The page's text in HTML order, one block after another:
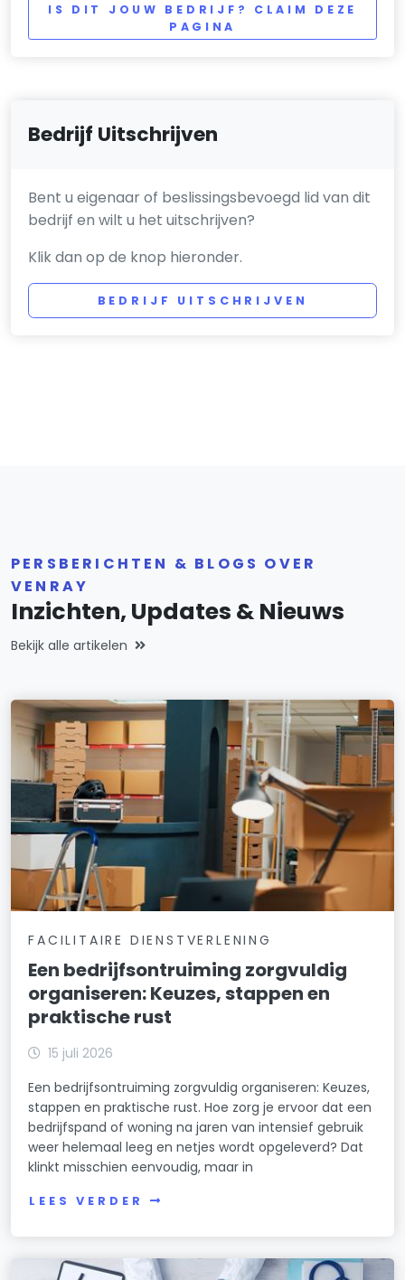
IS DIT JOUW BEDRIJF? CLAIM DEZE
PAGINA
Bedrijf Uitschrijven
Bent u eigenaar of beslissingsbevoegd lid van dit
bedrijf en wilt u het uitschrijven?
Klik dan op de knop hieronder.
BEDRIJF UITSCHRIJVEN
PERSBERICHTEN & BLOGS OVER
VENRAY
Inzichten, Updates & Nieuws
Bekijk alle artikelen
FACILITAIRE DIENSTVERLENING
Een bedrijfsontruiming zorgvuldig
organiseren: Keuzes, stappen en
praktische rust
15 juli 2026
Een bedrijfsontruiming zorgvuldig organiseren: Keuzes,
stappen en praktische rust. Hoe zorg je ervoor dat een
bedrijfspand of woning na jaren van intensief gebruik
weer helemaal leeg en netjes wordt opgeleverd? Dat
klinkt misschien eenvoudig, maar in
LEES VERDER